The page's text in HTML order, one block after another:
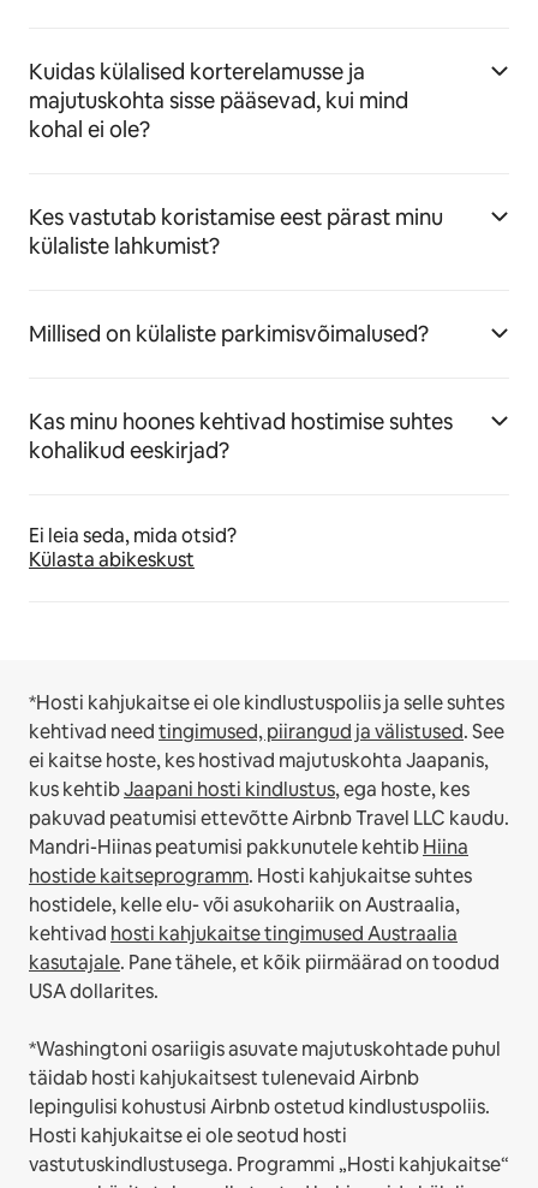
Kuidas külalised korterelamusse ja
majutuskohta sisse pääsevad, kui mind
kohal ei ole?
Kes vastutab koristamise eest pärast minu
külaliste lahkumist?
Millised on külaliste parkimisvõimalused?
Kas minu hoones kehtivad hostimise suhtes
kohalikud eeskirjad?
Ei leia seda, mida otsid?
Külasta abikeskust
*Hosti kahjukaitse ei ole kindlustuspoliis ja selle suhtes
kehtivad needtingimused, piirangud ja välistused.See
ei kaitse hoste, kes hostivad majutuskohta Jaapanis,
kus kehtibJaapani hosti kindlustus, ega hoste, kes
pakuvad peatumisi ettevõtte Airbnb Travel LLC kaudu.
Mandri-Hiinas peatumisi pakkunutele kehtibHiina
hostide kaitseprogramm. Hosti kahjukaitse suhtes
hostidele, kelle elu- või asukohariik on Austraalia,
kehtivad hosti kahjukaitse tingimused Austraalia
kasutajale. Pane tähele, et kõik piirmäärad on toodud
USA dollarites.
*Washingtoni osariigis asuvate majutuskohtade puhul
täidab hosti kahjukaitsest tulenevaid Airbnb
lepingulisi kohustusi Airbnb ostetud kindlustuspoliis.
Hosti kahjukaitse ei ole seotud hosti
vastutuskindlustusega. Programmi „Hosti kahjukaitse“